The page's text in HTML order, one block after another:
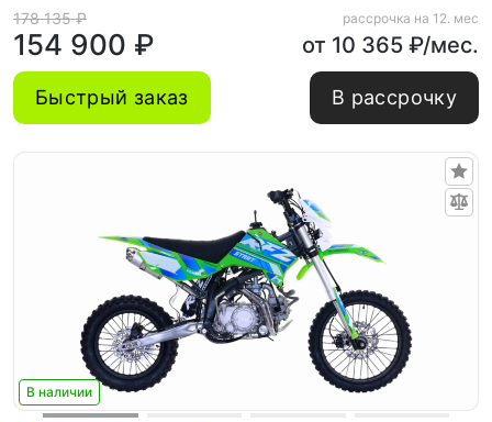
178 135 ₽
154 900 ₽
рассрочка на 12. мес
от 10 365 ₽/мес.
Быстрый заказ В рассрочку
В наличии